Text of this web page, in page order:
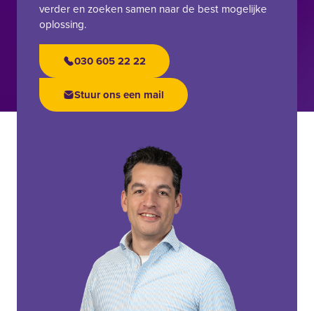
verder en zoeken samen naar de best mogelijke
oplossing.
030 605 22 22
Stuur ons een mail